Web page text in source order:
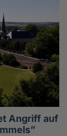
Angriff auf